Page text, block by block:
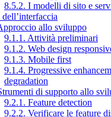
8.5.2. I modelli di sito e
allo sviluppo
9.1.1. Attività preliminari
9.1.2. Web design
9.1.3. Mobile first
9.1.4. Progressive
degradation
di supporto allo
9.2.1. Feature detection
9.2.2. Verificare le feature